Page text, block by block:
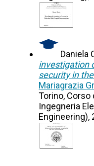
Daniela
investigation
security in
Mariagrazia
Torino, Corso
Ingegneria
Engineering),